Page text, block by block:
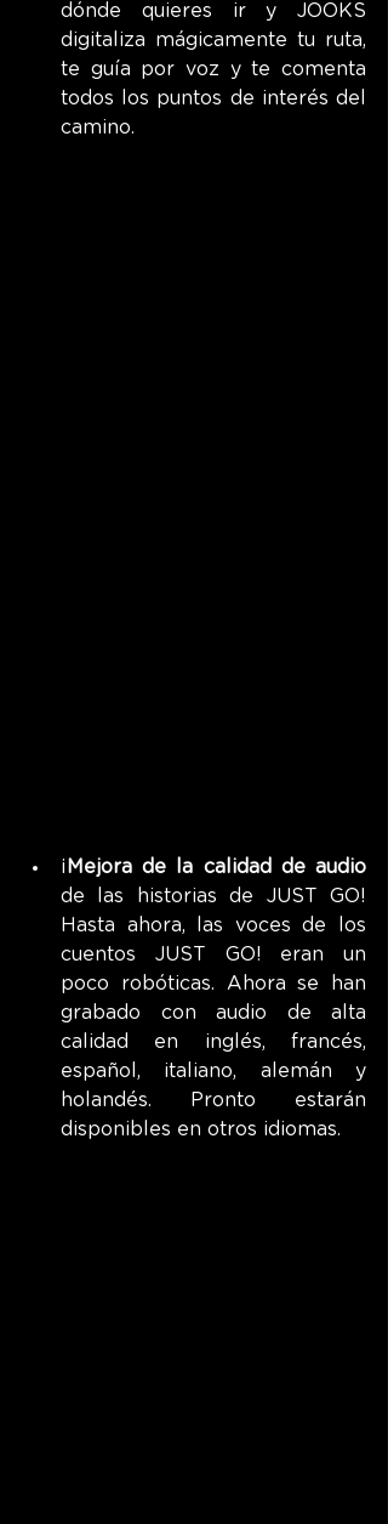
dónde quieres ir y JOOKS
digitaliza mágicamente tu ruta,
te guía por voz y te comenta
todos los puntos de interés del
camino.
¡ Mejora de la calidad de audio
de las historias de JUST GO!
Hasta ahora, las voces de los
cuentos JUST GO! eran un
poco robóticas. Ahora se han
grabado con audio de alta
calidad en inglés, francés,
español, italiano, alemán y
holandés. Pronto estarán
disponibles en otros idiomas.